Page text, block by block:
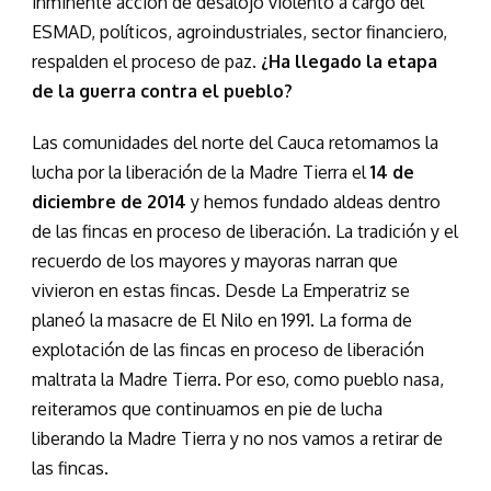
ESMAD, políticos, agroindustriales, sector financiero,
respalden el proceso de paz. ¿Ha llegado la etapa
de la guerra contra el pueblo?
Las comunidades del norte del Cauca retomamos la
lucha por la liberación de la Madre Tierra el14 de
diciembre de 2014 y hemos fundado aldeas dentro
de las fincas en proceso de liberación. La tradición y el
recuerdo de los mayores y mayoras narran que
vivieron en estas fincas. Desde La Emperatriz se
planeó la masacre de El Nilo en 1991. La forma de
explotación de las fincas en proceso de liberación
maltrata la Madre Tierra. Por eso, como pueblo nasa,
reiteramos que continuamos en pie de lucha
liberando la Madre Tierra y no nos vamos a retirar de
las fincas.